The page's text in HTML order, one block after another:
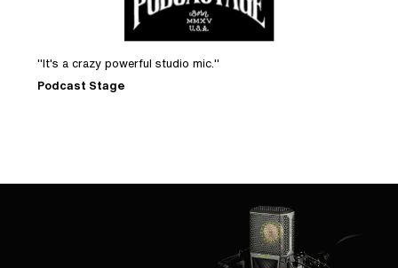
5 out of 5 stars